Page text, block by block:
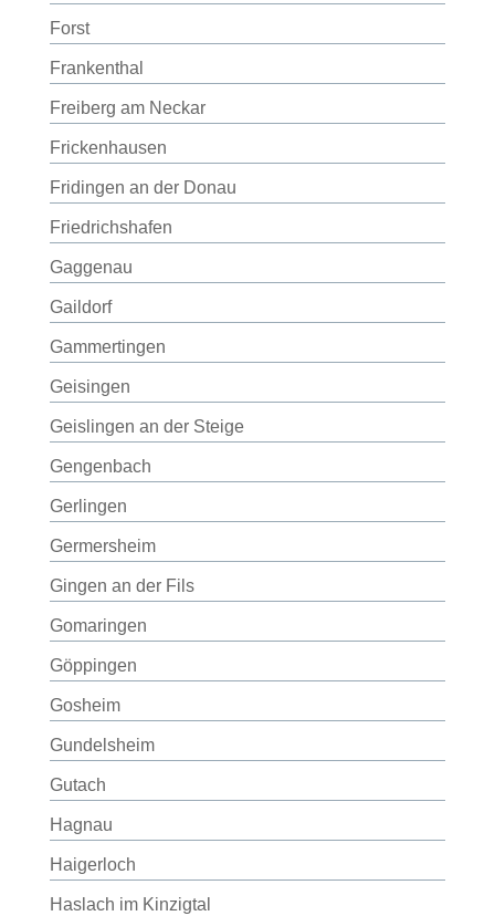
Forst
Frankenthal
Freiberg am Neckar
Frickenhausen
Fridingen an der Donau
Friedrichshafen
Gaggenau
Gaildorf
Gammertingen
Geisingen
Geislingen an der Steige
Gengenbach
Gerlingen
Germersheim
Gingen an der Fils
Gomaringen
Göppingen
Gosheim
Gundelsheim
Gutach
Hagnau
Haigerloch
Haslach im Kinzigtal